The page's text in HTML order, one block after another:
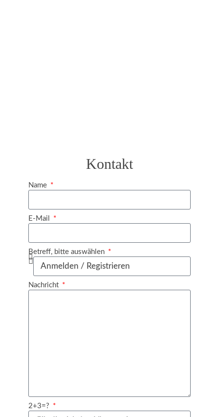
Kontakt
Name
E-Mail
Betreff, bitte auswählen
Nachricht
2+3=?